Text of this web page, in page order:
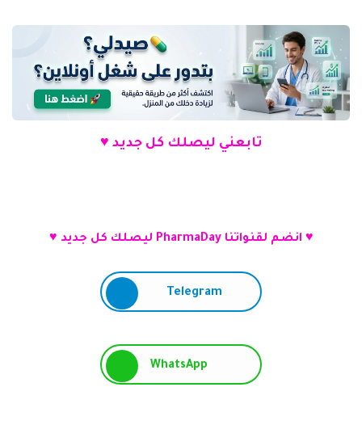
تابعني ليصلك كل جديد ♥
♥ انضم لقنواتنا PharmaDay ليصلك كل جديد ♥
Telegram
WhatsApp